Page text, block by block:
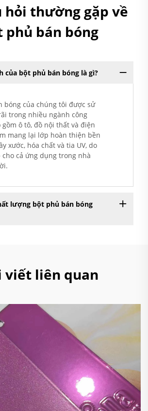
hỏi thường gặp về
phủ bán bóng
của bột phủ bán bóng là gì?
bóng của chúng tôi được sử
trong nhiều ngành công
gồm ô tô, đồ nội thất và điện
mang lại lớp hoàn thiện bền
xước, hóa chất và tia UV, do
cả ứng dụng trong nhà
lượng bột phủ bán bóng
viết liên quan